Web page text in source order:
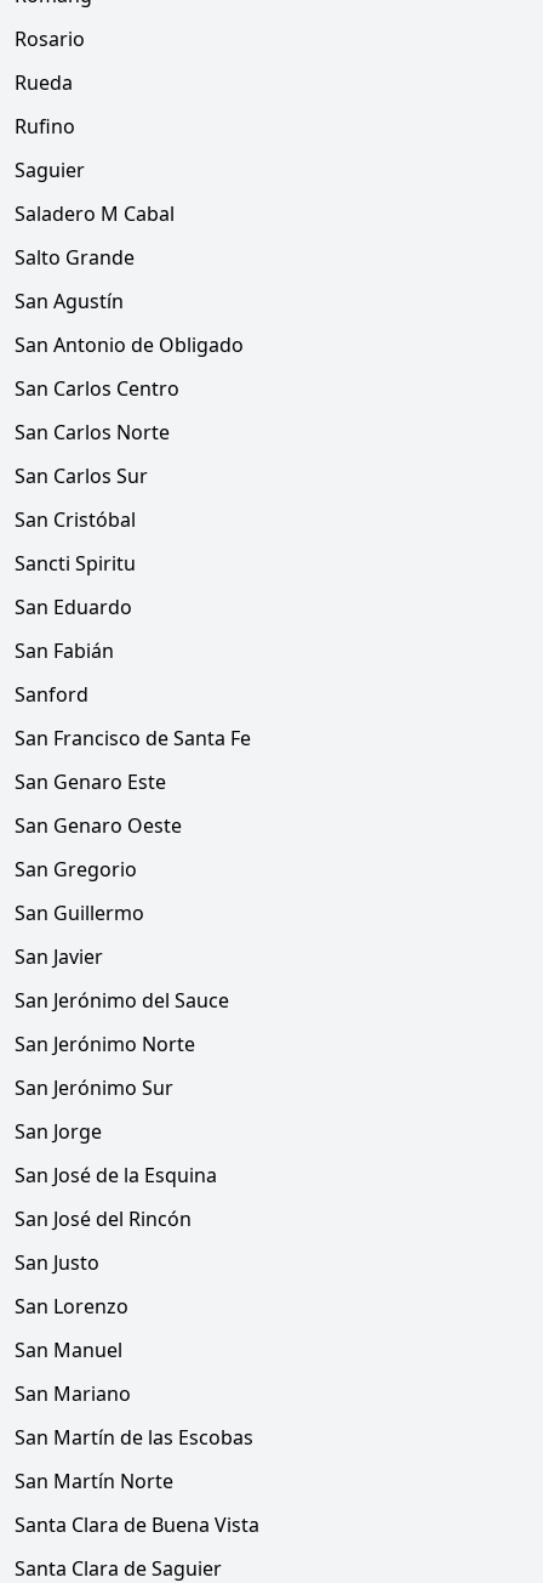
Rosario
Rueda
Rufino
Saguier
Saladero M Cabal
Salto Grande
San Agustín
San Antonio de Obligado
San Carlos Centro
San Carlos Norte
San Carlos Sur
San Cristóbal
Sancti Spiritu
San Eduardo
San Fabián
Sanford
San Francisco de Santa Fe
San Genaro Este
San Genaro Oeste
San Gregorio
San Guillermo
San Javier
San Jerónimo del Sauce
San Jerónimo Norte
San Jerónimo Sur
San Jorge
San José de la Esquina
San José del Rincón
San Justo
San Lorenzo
San Manuel
San Mariano
San Martín de las Escobas
San Martín Norte
Santa Clara de Buena Vista
Santa Clara de Saguier